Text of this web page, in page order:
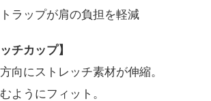
ラップが肩の負担を軽減
チカップ】
向にストレッチ素材が伸縮。
ようにフィット。